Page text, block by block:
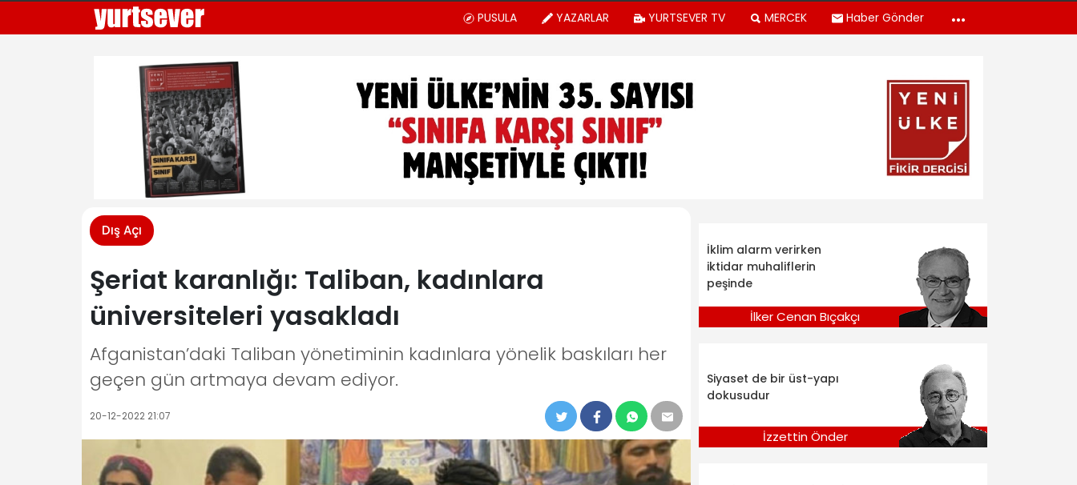
PUSULA YAZARLAR YURTSEVER TV MERCEK Haber Gönder
Dış Açı
Şeriat karanlığı: Taliban, kadınlara
üniversiteleri yasakladı
Afganistan’daki Taliban yönetiminin kadınlara yönelik baskıları her
geçen gün artmaya devam ediyor.
20-12-2022 21:07
İklim alarm verirken
iktidar muhaliflerin
peşinde
İlker Cenan Bıçakçı
Siyaset de bir üst-yapı
dokusudur
İzzettin Önder